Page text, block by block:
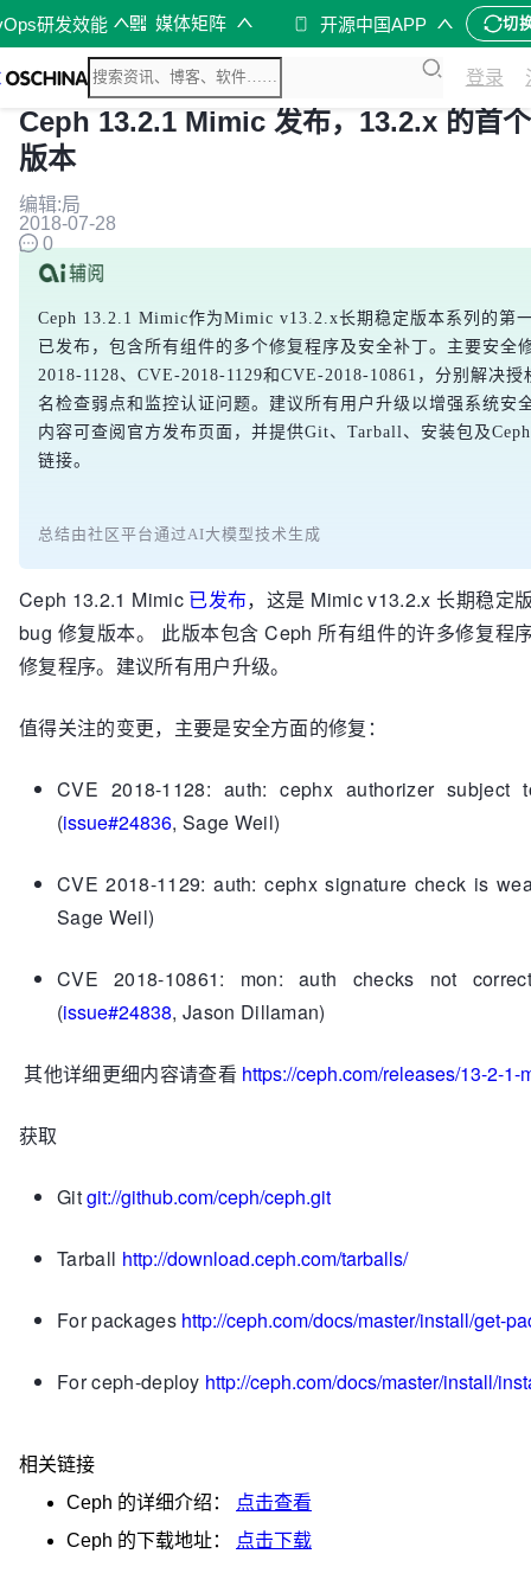
研发效能 媒体矩阵 开源中国APP 切
登录
Ceph 13.2.1 Mimic 发布，13.2.x 的首
版本
编辑:局
2018-07-28
0
Ceph 13.2.1 Mimic作为Mimic v13.2.x长期稳定版本系列的第
已发布，包含所有组件的多个修复程序及安全补丁。主要安全
2018-1128、CVE-2018-1129和CVE-2018-10861，分别解决授
名检查弱点和监控认证问题。建议所有用户升级以增强系统安
内容可查阅官方发布页面，并提供Git、Tarball、安装包及
链接。
总结由社区平台通过AI大模型技术生成
Ceph 13.2.1 Mimic 已发布，这是 Mimic v13.2.x 长期稳定
bug 修复版本。 此版本包含 Ceph 所有组件的许多修复程
修复程序。建议所有用户升级。
值得关注的变更，主要是安全方面的修复：
CVE 2018-1128: auth: cephx authorizer subject
(issue#24836, Sage Weil)
CVE 2018-1129: auth: cephx signature check is
Sage Weil)
CVE 2018-10861: mon: auth checks not
(issue#24838, Jason Dillaman)
其他详细更细内容请查看 https://ceph.com/releases/13-2-1-
获取
Gitgit://github.com/ceph/ceph.git
Tarball http://download.ceph.com/tarballs/
For packages http://ceph.com/docs/master/install/get-
For ceph-deploy http://ceph.com/docs/master/install/
相关链接
Ceph 的详细介绍：
点击查看
Ceph 的下载地址： 点击下载